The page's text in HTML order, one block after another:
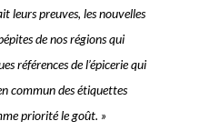
leurs preuves, les nouvelles
de nos régions qui
références de l’épicerie qui
commun des étiquettes
priorité le goût. »